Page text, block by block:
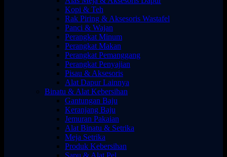
Kopi & Teh
Rak Piring & Aksesoris Wastafel
Panci & Wajan
Perangkat Minum
Perangkat Makan
Perangkat Pemanggang
Perangkat Penyajian
Pisau & Aksesoris
Alat Dapur Lainnya
Binatu & Alat Kebersihan
Gantungan Baju
Keranjang Baju
Jemuran Pakaian
Alat Binatu & Setrika
Meja Setrika
Produk Kebersihan
Sapu & Alat Pel